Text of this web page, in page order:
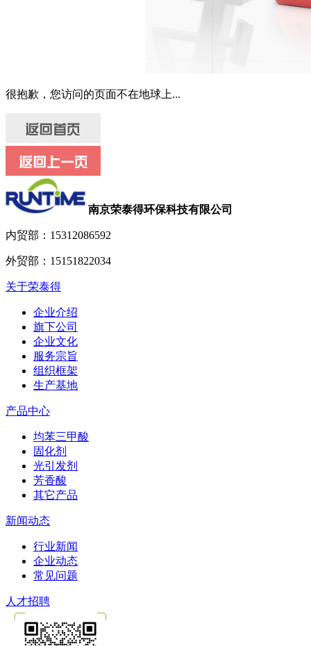
很抱歉，您访问的页面不在地球上...
南京荣泰得环保科技有限公司
内贸部： 15312086592
外贸部： 15151822034
关于荣泰得
企业介绍
旗下公司
企业文化
服务宗旨
组织框架
生产基地
产品中心
均苯三甲酸
固化剂
光引发剂
芳香酸
其它产品
新闻动态
行业新闻
企业动态
常见问题
人才招聘